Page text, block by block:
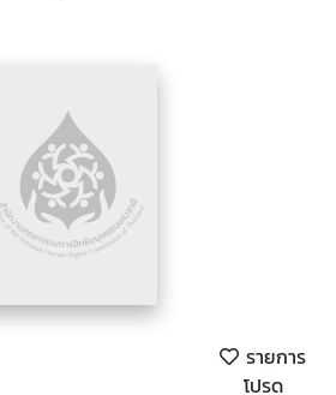
รายการ
โปรด